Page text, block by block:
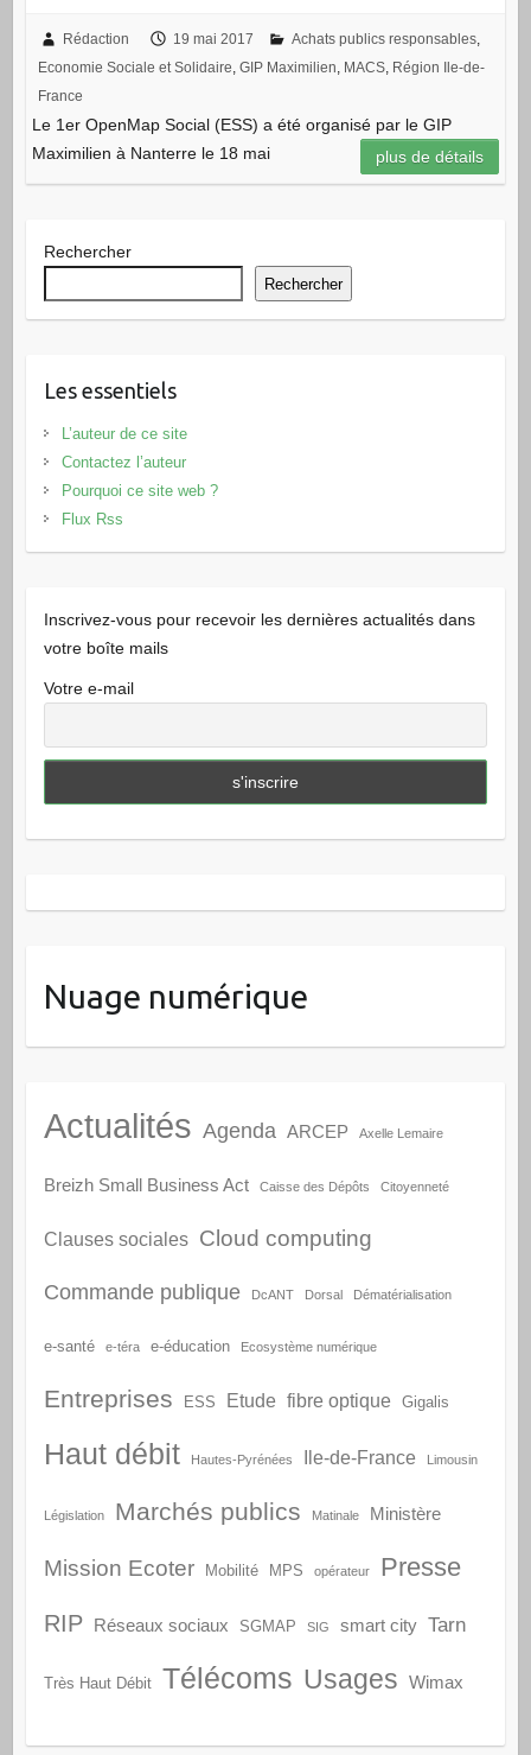
Rédaction 19 mai 2017 Achats publics responsables,
Economie Sociale et Solidaire, GIP Maximilien, MACS, Région Ile-de-
France
Le 1er OpenMap Social (ESS) a été organisé par le GIP
Maximilien à Nanterre le 18 mai
plus de détails
Rechercher
Rechercher
Les essentiels
L’auteur de ce site
Contactez l’auteur
Pourquoi ce site web ?
Flux Rss
Inscrivez-vous pour recevoir les dernières actualités dans
votre boîte mails
Votre e-mail
Nuage numérique
Actualités Agenda ARCEP Axelle Lemaire
Breizh Small Business Act Caisse des Dépôts Citoyenneté
Clauses sociales Cloud computing
Commande publique DcANT Dorsal Dématérialisation
e-santé e-téra e-éducation Ecosystème numérique
Entreprises ESS Etude fibre optique Gigalis
Haut débit Hautes-Pyrénées Ile-de-France Limousin
Législation Marchés publics Matinale Ministère
Mission Ecoter Mobilité MPS opérateur Presse
RIP Réseaux sociaux SGMAP SIG smart city Tarn
Très Haut Débit Télécoms Usages Wimax